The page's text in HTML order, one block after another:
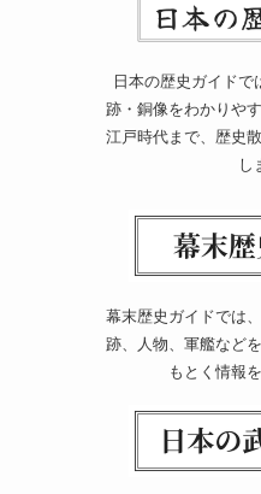
日本の歴史ガイドで
跡・銅像をわかりや
江戸時代まで、歴史
し
幕末歴史ガイドでは
跡、人物、軍艦など
もとく情報